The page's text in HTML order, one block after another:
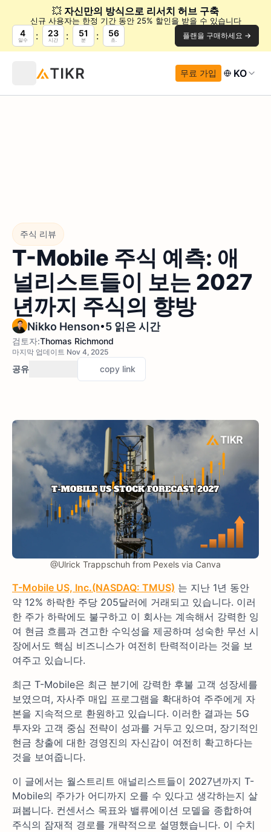
💥 자신만의 방식으로 리서치 허브 구축
신규 사용자는 한정 기간 동안 25% 할인을 받을 수 있습니다
4
일수
23
시간
51
분
54
초. 플랜을 구매하세요 →
무료 가입 KO
주식 리뷰
T-Mobile 주식 예측: 애
널리스트들이 보는 2027
년까지 주식의 향방
Nikko Henson•5 읽은 시간
검토자:Thomas Richmond
마지막 업데이트 Nov 4, 2025
공유 copy link
@Ulrick Trappschuh from Pexels via Canva
T-Mobile US, Inc.(NASDAQ: TMUS) 는 지난 1년 동안
약 12% 하락한 주당 205달러에 거래되고 있습니다. 이러
한 주가 하락에도 불구하고 이 회사는 계속해서 강력한 잉
여 현금 흐름과 견고한 수익성을 제공하며 성숙한 무선 시
장에서도 핵심 비즈니스가 여전히 탄력적이라는 것을 보
여주고 있습니다.
최근 T-Mobile은 최근 분기에 강력한 후불 고객 성장세를
보였으며, 자사주 매입 프로그램을 확대하여 주주에게 자
본을 지속적으로 환원하고 있습니다. 이러한 결과는 5G
투자와 고객 중심 전략이 성과를 거두고 있으며, 장기적인
현금 창출에 대한 경영진의 자신감이 여전히 확고하다는
것을 보여줍니다.
이 글에서는 월스트리트 애널리스트들이 2027년까지 T-
Mobile의 주가가 어디까지 오를 수 있다고 생각하는지 살
펴봅니다. 컨센서스 목표와 밸류에이션 모델을 종합하여
주식의 잠재적 경로를 개략적으로 설명했습니다. 이 수치